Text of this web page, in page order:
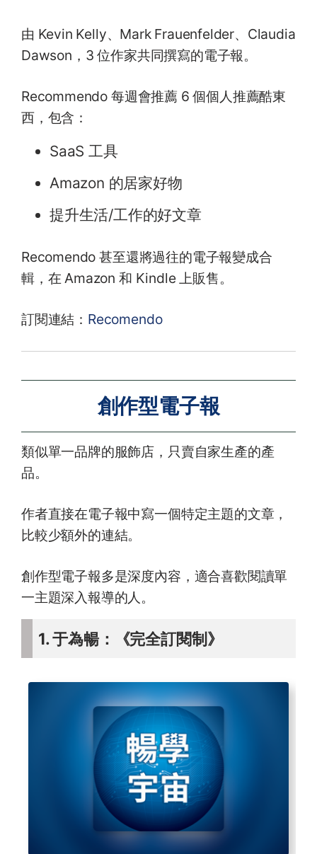
由 Kevin Kelly、Mark Frauenfelder、Claudia
Dawson，3 位作家共同撰寫的電子報。
Recommendo 每週會推薦 6 個個人推薦酷東
西，包含：
SaaS 工具
Amazon 的居家好物
提升生活/工作的好文章
Recomendo 甚至還將過往的電子報變成合
輯，在 Amazon 和 Kindle 上販售。
訂閱連結： Recomendo
創作型電子報
類似單一品牌的服飾店，只賣自家生產的產
品。
作者直接在電子報中寫一個特定主題的文章，
比較少額外的連結。
創作型電子報多是深度內容，適合喜歡閱讀單
一主題深入報導的人。
1. 于為暢：《完全訂閱制》